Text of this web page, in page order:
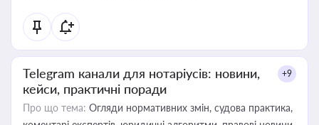
Telegram канали для нотаріусів: новини,
кейси, практичні поради
+9
Про що тема: Огляди нормативних змін, судова практика,